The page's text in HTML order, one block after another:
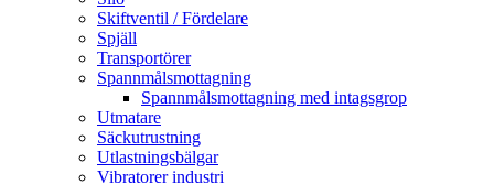
Skiftventil / Fördelare
Spjäll
Transportörer
Spannmålsmottagning
Spannmålsmottagning med intagsgrop
Utmatare
Säckutrustning
Utlastningsbälgar
Vibratorer industri